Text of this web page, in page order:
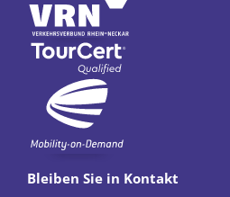
Bleiben Sie in Kontakt